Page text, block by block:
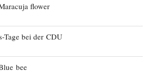
flower
Tage bei der CDU
bee